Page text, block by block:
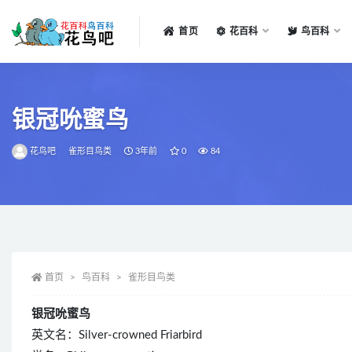
首页 花百科 鸟百科
银冠吮蜜鸟
花鸟吧 雀形目鸟类 3年前 0 84
首页 鸟百科 雀形目鸟类
银冠吮蜜鸟
英文名：Silver-crowned Friarbird